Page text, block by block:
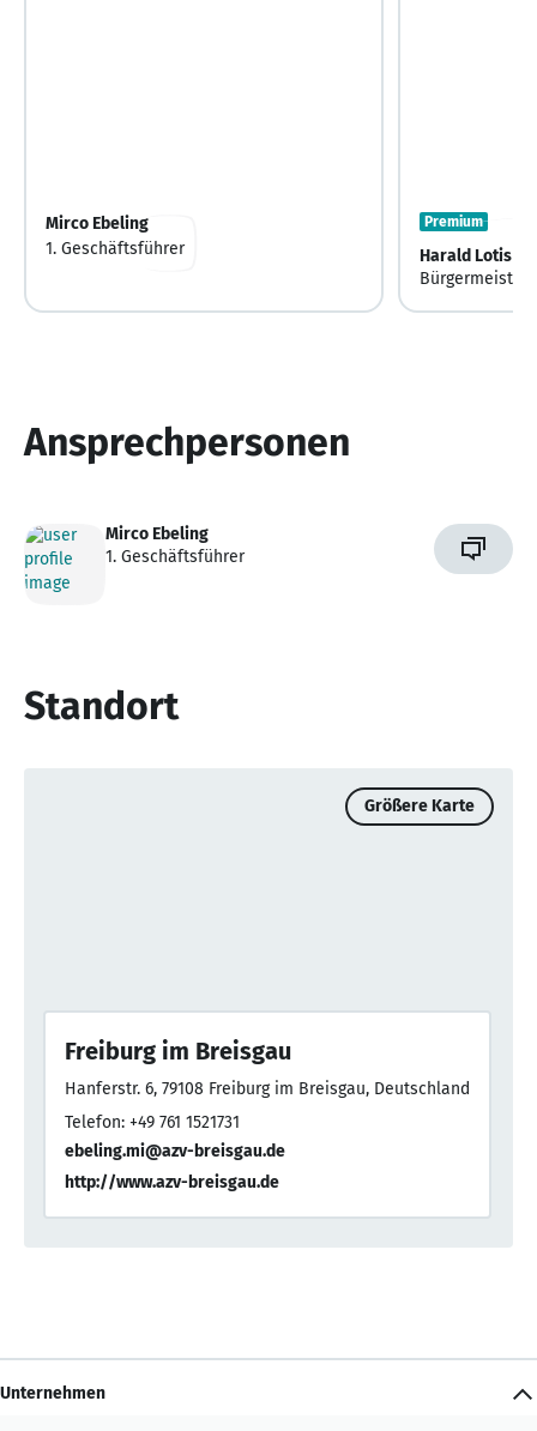
Mirco Ebeling
1. Geschäftsführer
Premium
Harald Lotis
Bürgermeister
Ansprechpersonen
Mirco Ebeling
1. Geschäftsführer
Standort
Größere Karte
Freiburg im Breisgau
Hanferstr. 6, 79108 Freiburg im Breisgau, Deutschland
Telefon: +49 761 1521731
ebeling.mi@azv-breisgau.de
http://www.azv-breisgau.de
Unternehmen